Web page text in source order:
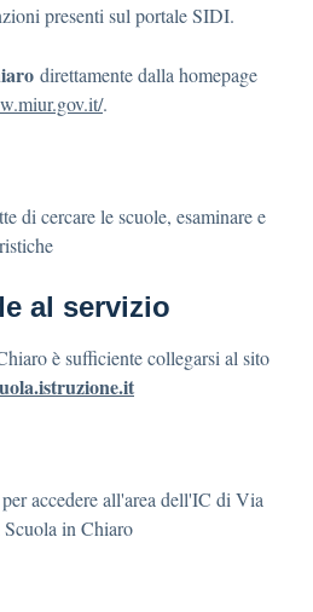
presenti sul portale SIDI.
direttamente dalla homepage
.
di cercare le scuole, esaminare e
al servizio
è sufficiente collegarsi al sito
accedere all'area dell'IC di Via
in Chiaro